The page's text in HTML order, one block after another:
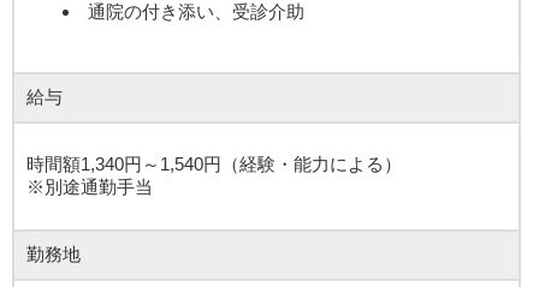
通院の付き添い、受診介助
給与
時間額1,340円～1,540円（経験・能力による）
※別途通勤手当
勤務地